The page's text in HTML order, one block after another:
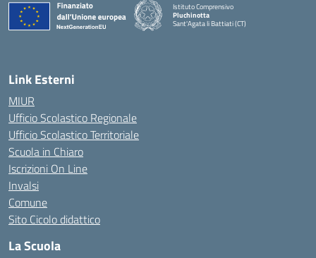
Istituto Comprensivo
Pluchinotta
Sant'Agata li Battiati (CT)
— Visita la pagina iniziale della scuola
Link Esterni
MIUR
Ufficio Scolastico Regionale
Ufficio Scolastico Territoriale
Scuola in Chiaro
Iscrizioni On Line
Invalsi
Comune
Sito Cicolo didattico
La Scuola